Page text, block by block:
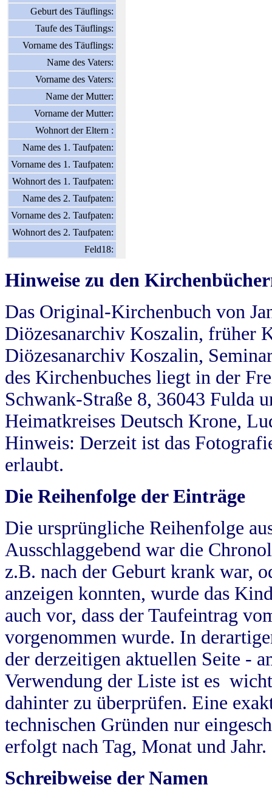
Geburt des Täuflings:
Taufe des Täuflings:
Vorname des Täuflings:
Name des Vaters:
Vorname des Vaters:
Name der Mutter:
Vorname der Mutter:
Wohnort der Eltern :
Name des 1. Taufpaten:
Vorname des 1. Taufpaten:
Wohnort des 1. Taufpaten:
Name des 2. Taufpaten:
Vorname des 2. Taufpaten:
Wohnort des 2. Taufpaten:
Feld18:
Hinweise zu den
Das Original-Kirchenbuch von
Diözesanarchiv Koszalin, früher
Diözesanarchiv Koszalin,
des Kirchenbuches liegt in der
Schwank-Straße 8, 36043 Fulda
Heimatkreises Deutsch Krone,
Hinweis: Derzeit ist das
erlaubt.
Die Reihenfolge der Einträge
Die ursprüngliche Reihenfolge
Ausschlaggebend war die
z.B. nach der Geburt krank war,
anzeigen konnten, wurde das
auch vor, dass der Taufeintrag
vorgenommen wurde. In
der derzeitigen aktuellen Seite -
Verwendung der Liste ist es
dahinter zu überprüfen. Eine
technischen Gründen nur
erfolgt nach Tag, Monat und Jahr.
Schreibweise der Namen